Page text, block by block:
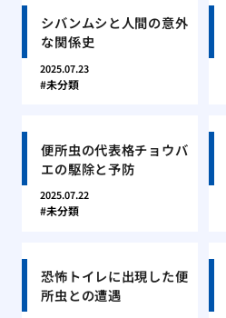
シバンムシと人間の意外
な関係史
2025.07.23
未分類
便所虫の代表格チョウバ
エの駆除と予防
2025.07.22
未分類
恐怖トイレに出現した便
所虫との遭遇